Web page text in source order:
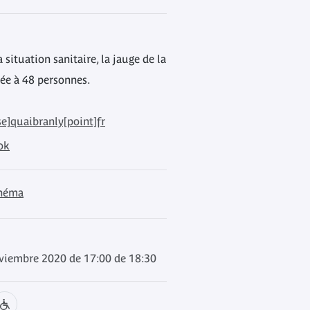
situation sanitaire, la jauge de la
à 48 personnes.
2020 de 17:00 de 18:30